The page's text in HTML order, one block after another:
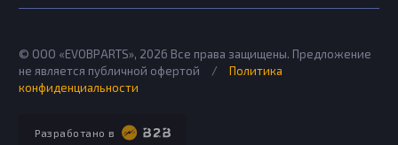
Разработано в
© ООО «EVOBPARTS», 2026 Все права защищены. Предложение
не является публичной офертой
/
Политика
конфиденциальности